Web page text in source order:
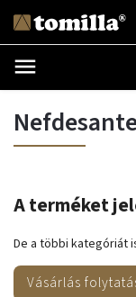
A terméket
De a többi kategóriát
Vásárlás